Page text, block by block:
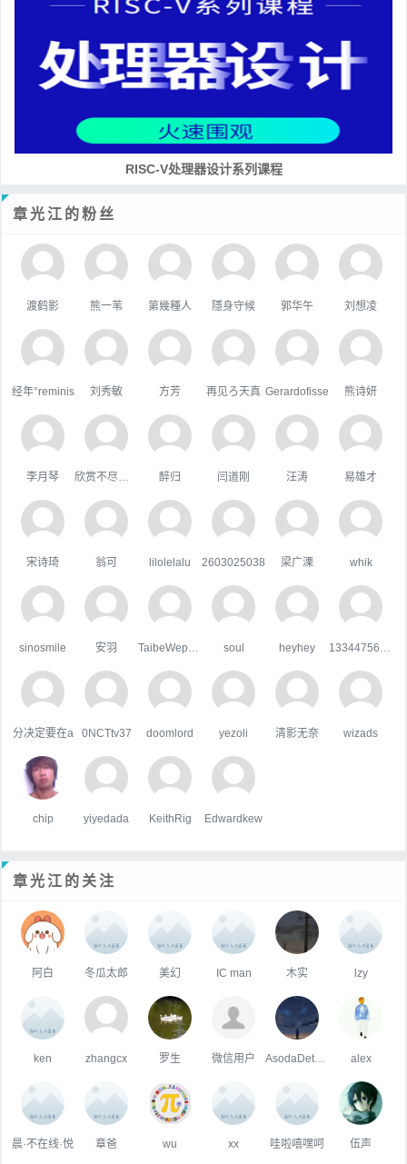
RISC-V处理器设计系列课程
章光江的粉丝
渡鹤影 熊一苇 第幾種人 隱身守候 郭华午 刘想凌
经年°reminis 刘秀敏 方芳 再见ろ天真 Gerardofisse 熊诗妍
李月琴 醉归 闫道刚 汪涛 易雄才
宋诗琦 翁可 lilolelalu 2603025038 梁广溧 whik
sinosmile 安羽 soul heyhey
分决定要在a 0NCTtv37 doomlord yezoli 清影无奈 wizads
chip yiyedada KeithRig Edwardkew
章光江的关注
阿白 冬瓜太郎 美幻 IC man 木实 lzy
ken zhangcx 罗生 微信用户 alex
晨·不在线·悦 章爸 wu xx 哇啦嘻嘿呵 伍声